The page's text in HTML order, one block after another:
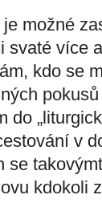
možné
svaté více
kdo se
do
v
se
kdokoli